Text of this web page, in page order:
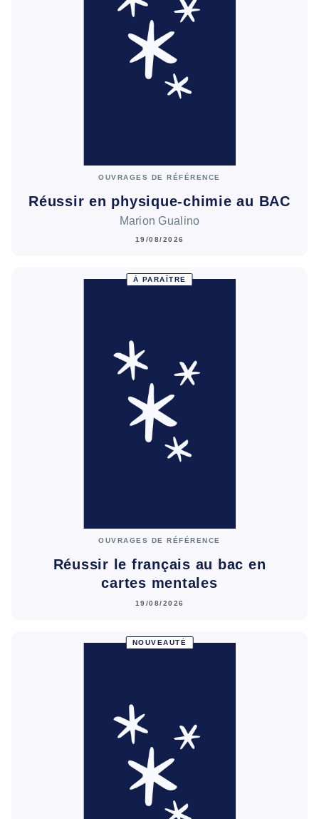
OUVRAGES DE RÉFÉRENCE
Réussir en physique-chimie au BAC
Marion Gualino
19/08/2026
À PARAÎTRE
OUVRAGES DE RÉFÉRENCE
Réussir le français au bac en
cartes mentales
19/08/2026
NOUVEAUTÉ